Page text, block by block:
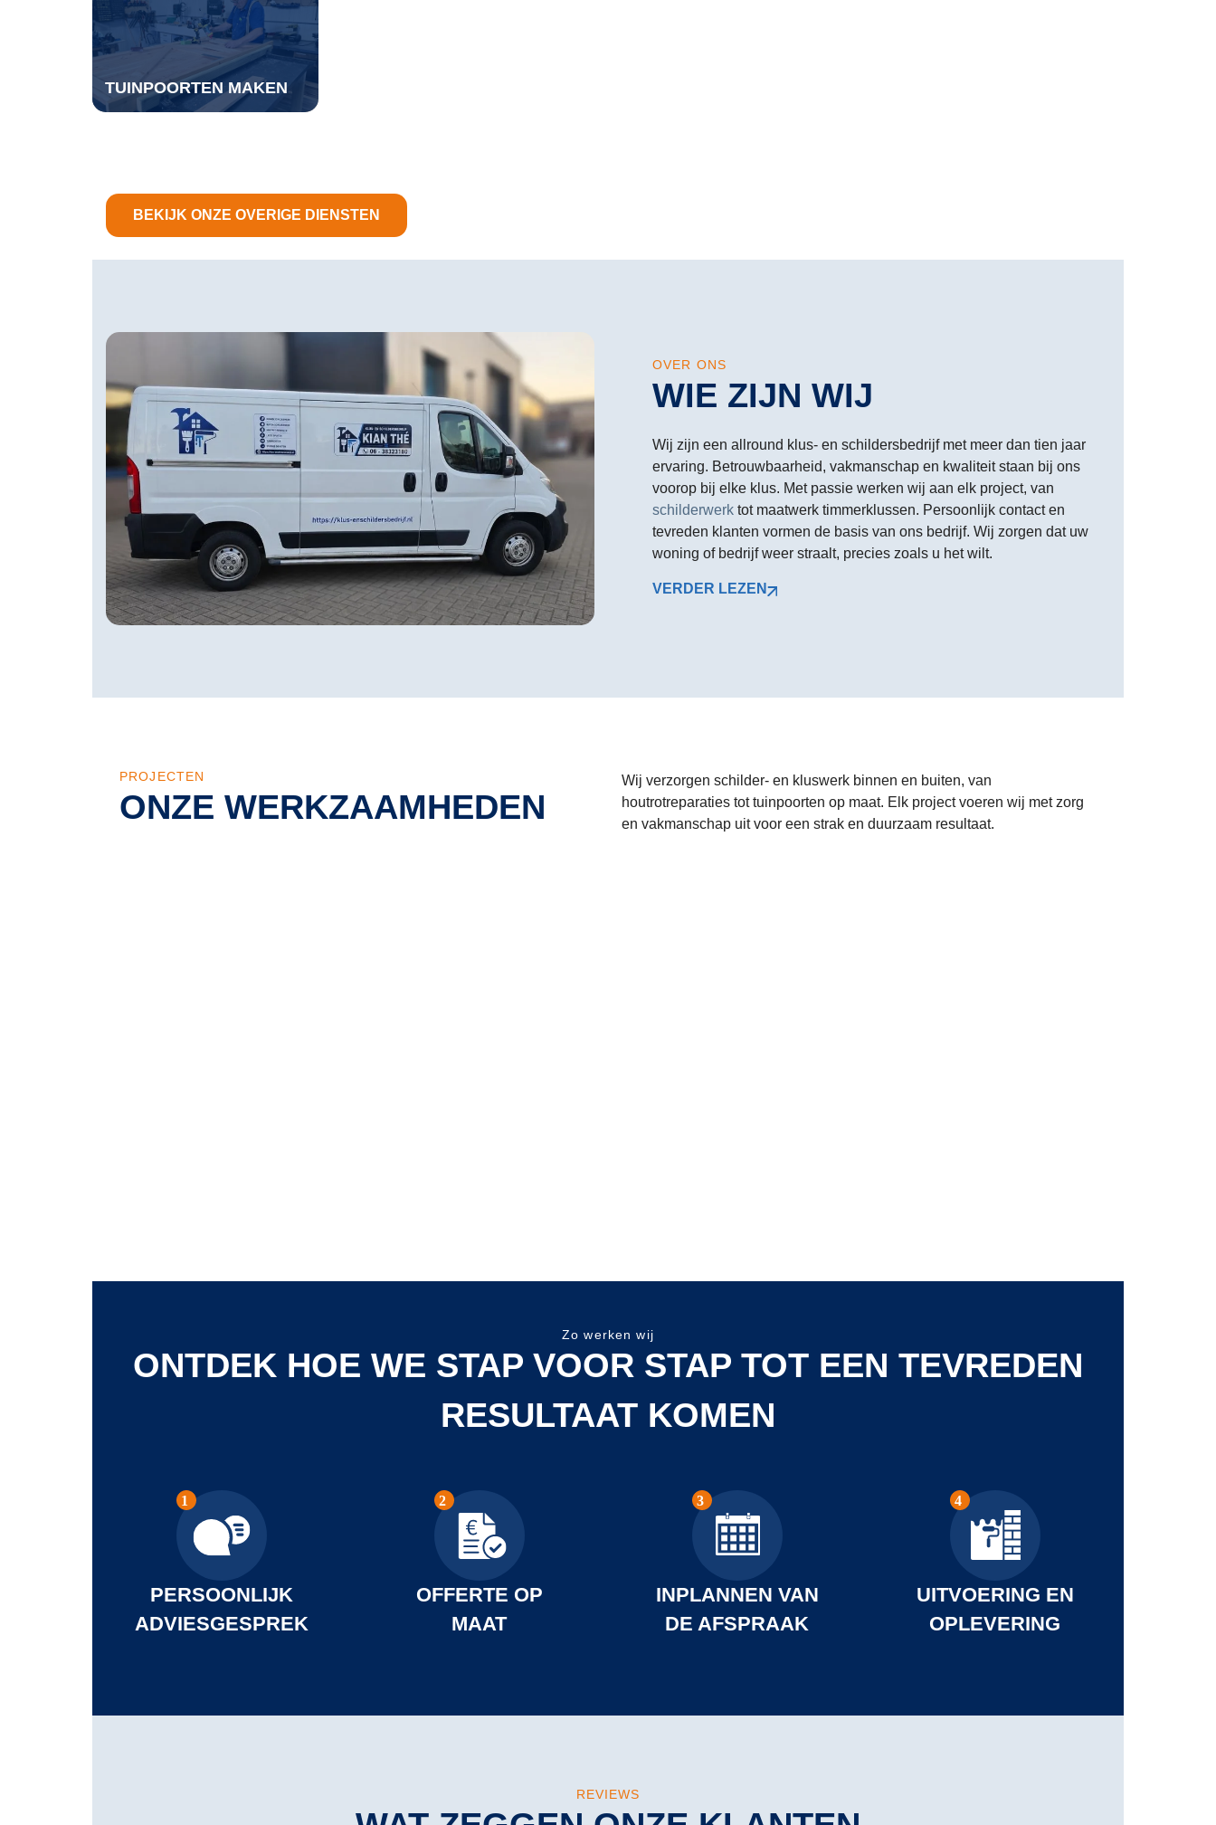
TUINPOORTEN MAKEN
BEKIJK ONZE OVERIGE DIENSTEN
OVER ONS
WIE ZIJN WIJ
Wij zijn een allround klus- en schildersbedrijf met meer dan tien jaar
ervaring. Betrouwbaarheid, vakmanschap en kwaliteit staan bij ons
voorop bij elke klus. Met passie werken wij aan elk project, van
schilderwerk tot maatwerk timmerklussen. Persoonlijk contact en
tevreden klanten vormen de basis van ons bedrijf. Wij zorgen dat uw
woning of bedrijf weer straalt, precies zoals u het wilt.
VERDER LEZEN
PROJECTEN
ONZE WERKZAAMHEDEN
Wij verzorgen schilder- en kluswerk binnen en buiten, van
houtrotreparaties tot tuinpoorten op maat. Elk project voeren wij met zorg
en vakmanschap uit voor een strak en duurzaam resultaat.
Zo werken wij
ONTDEK HOE WE STAP VOOR STAP TOT EEN TEVREDEN
RESULTAAT KOMEN
PERSOONLIJK
ADVIESGESPREK
OFFERTE OP
MAAT
INPLANNEN VAN
DE AFSPRAAK
UITVOERING EN
OPLEVERING
REVIEWS